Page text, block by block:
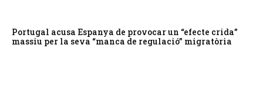
Portugal acusa Espanya de provocar un “efecte crida”
massiu per la seva “manca de regulació” migratòria